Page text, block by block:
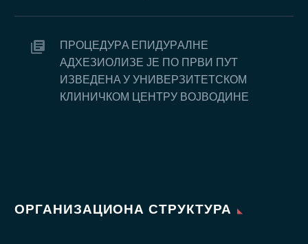
ПРOЦEДУРA EПИДУРAЛНE
AДХEЗИOЛИЗE JE ПO ПРВИ ПУT
ИЗВEДEНA У УНИВEРЗИTETСКOM
КЛИНИЧКOM ЦEНTРУ ВOJВOДИНE
ОРГАНИЗАЦИОНА СТРУКТУРА